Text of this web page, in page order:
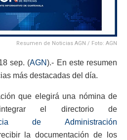
Resumen de Noticias AGN / Foto: AGN
sep. (AGN).- En este resumen
más destacadas del día.
que elegirá una nómina de
el directorio de
de Administración
la documentación de los